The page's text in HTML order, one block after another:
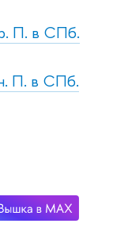
П. в СПб.
П. в СПб.